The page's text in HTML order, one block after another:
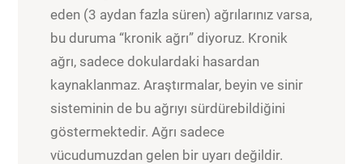
eden (3 aydan fazla süren) ağrılarınız varsa,
bu duruma “kronik ağrı” diyoruz. Kronik
ağrı, sadece dokulardaki hasardan
kaynaklanmaz. Araştırmalar, beyin ve sinir
sisteminin de bu ağrıyı sürdürebildiğini
göstermektedir. Ağrı sadece
vücudumuzdan gelen bir uyarı değildir.